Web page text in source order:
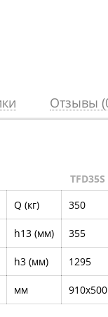
Отзывы
TFD35S
Q (кг) 350
h13 (мм) 355
h3 (мм) 1295
мм 910x500